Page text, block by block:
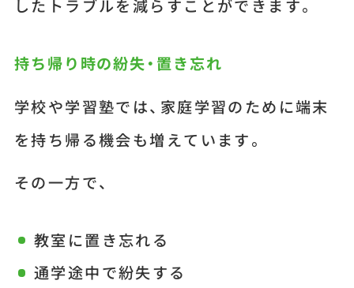
したトラブルを減らすことができます。
持ち帰り時の紛失・置き忘れ
学校や学習塾では、家庭学習のために端末
を持ち帰る機会も増えています。
その一方で、
教室に置き忘れる
通学途中で紛失する